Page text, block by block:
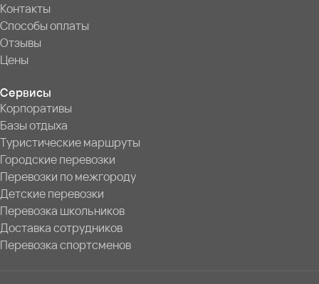
Контакты
Способы оплаты
Отзывы
Цены
Сервисы
Корпоративы
Базы отдыха
Туристические маршруты
Городские перевозки
Перевозки по межгороду
Детские перевозки
Перевозка школьников
Доставка сотрудников
Перевозка спортсменов